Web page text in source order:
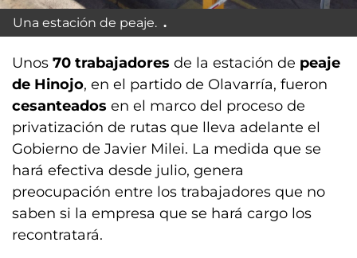
Una estación de peaje.
Unos 70 trabajadores de la estación de peaje
de Hinojo, en el partido de Olavarría, fueron
cesanteados en el marco del proceso de
privatización de rutas que lleva adelante el
Gobierno de Javier Milei. La medida que se
hará efectiva desde julio, genera
preocupación entre los trabajadores que no
saben si la empresa que se hará cargo los
recontratará.